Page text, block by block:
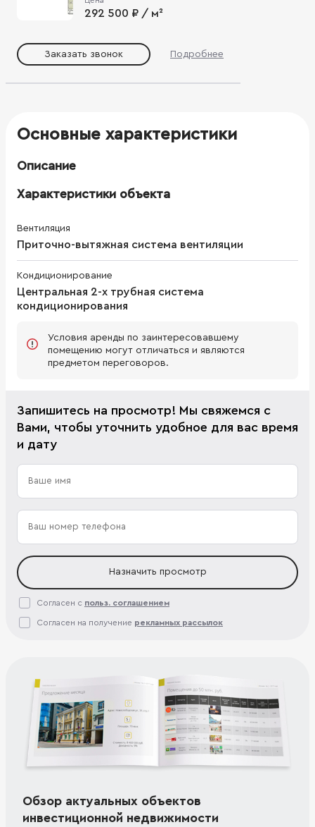
292 500 ₽ / м²
Заказать звонок Подробнее
Основные характеристики
Описание
Характеристики объекта
Вентиляция
Приточно-вытяжная система вентиляции
Кондиционирование
Центральная 2-х трубная система
кондиционирования
Условия аренды по заинтересовавшему
помещению могут отличаться и являются
предметом переговоров.
Запишитесь на просмотр! Мы свяжемся с
Вами, чтобы уточнить удобное для вас время
и дату
Назначить просмотр
Согласен с польз. соглашением
Согласен на получение рекламных рассылок
Обзор актуальных объектов
инвестиционной недвижимости